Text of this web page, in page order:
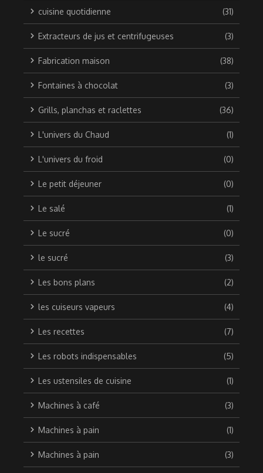
cuisine quotidienne (31)
Extracteurs de jus et centrifugeuses (3)
Fabrication maison (38)
Fontaines à chocolat (3)
Grills, planchas et raclettes (36)
L'univers du Chaud (1)
L'univers du froid (0)
Le petit déjeuner (0)
Le salé (1)
Le sucré (0)
le sucré (3)
Les bons plans (2)
les cuiseurs vapeurs (4)
Les recettes (7)
Les robots indispensables (5)
Les ustensiles de cuisine (1)
Machines à café (3)
Machines à pain (1)
Machines à pain (3)